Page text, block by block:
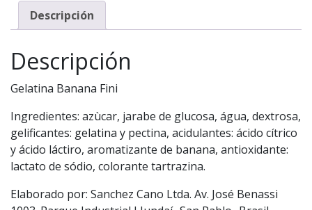
Descripción
Descripción
Gelatina Banana Fini
Ingredientes: azùcar, jarabe de glucosa, água, dextrosa,
gelificantes: gelatina y pectina, acidulantes: ácido cítrico
y ácido láctiro, aromatizante de banana, antioxidante:
lactato de sódio, colorante tartrazina.
Elaborado por: Sanchez Cano Ltda. Av. José Benassi